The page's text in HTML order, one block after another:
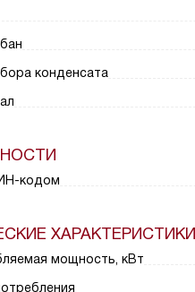
конденсата
кодом
ХАРАКТЕРИСТИКИ
мощность, кВт